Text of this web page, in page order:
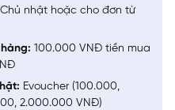
Chủ nhật hoặc cho đơn từ
100.000 VNĐ tiền mua
Evoucher (100.000,
2.000.000 VNĐ)